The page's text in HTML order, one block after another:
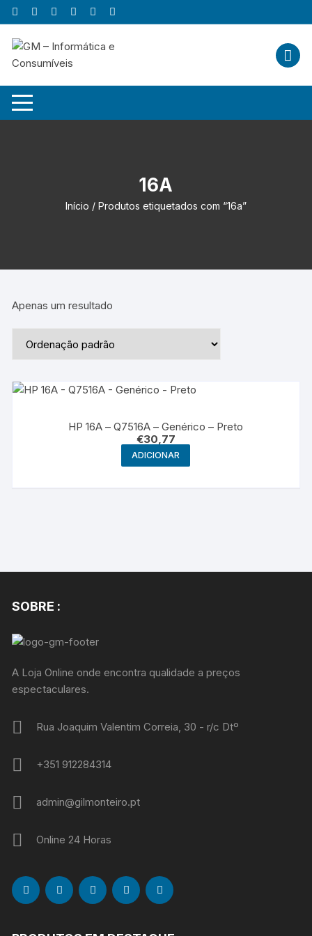
Skip
to
content
16A
Início / Produtos etiquetados com “16a”
Apenas um resultado
HP 16A – Q7516A – Genérico – Preto
€30,77
ADICIONAR
SOBRE :
A Loja Online onde encontra qualidade a preços
espectaculares.
Rua Joaquim Valentim Correia, 30 - r/c Dtº
+351 912284314
admin@gilmonteiro.pt
Online 24 Horas